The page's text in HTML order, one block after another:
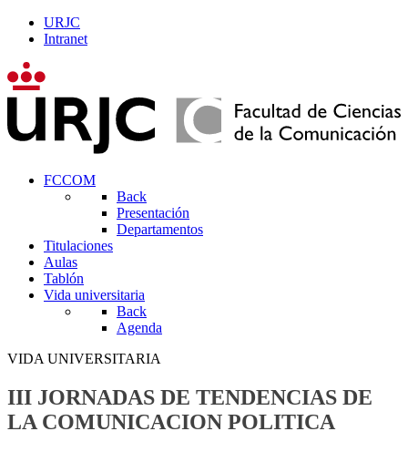
URJC
Intranet
FCCOM
Back
Presentación
Departamentos
Titulaciones
Aulas
Tablón
Vida universitaria
Back
Agenda
VIDA UNIVERSITARIA
III JORNADAS DE TENDENCIAS DE
LA COMUNICACION POLITICA